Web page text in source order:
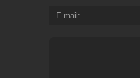
E-mail